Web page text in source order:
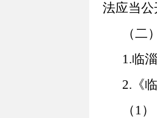
法应当
（二
1.临
2.《
（1